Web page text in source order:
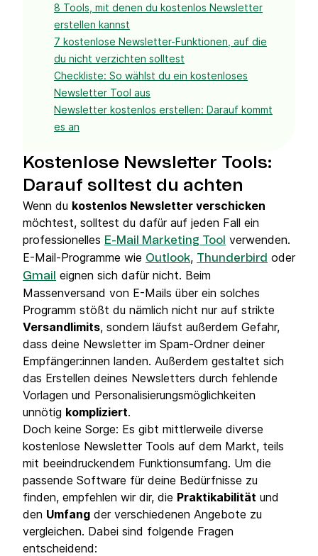
8 Tools, mit denen du kostenlos Newsletter
erstellen kannst
7 kostenlose Newsletter-Funktionen, auf die
du nicht verzichten solltest
Checkliste: So wählst du ein kostenloses
Newsletter Tool aus
Newsletter kostenlos erstellen: Darauf kommt
es an
Kostenlose Newsletter Tools:
Darauf solltest du achten
Wenn du kostenlos Newsletter verschicken
möchtest, solltest du dafür auf jeden Fall ein
professionelles E-Mail Marketing Tool verwenden.
E-Mail-Programme wie Outlook, Thunderbird oder
Gmail
eignen sich dafür nicht. Beim
Massenversand von E-Mails über ein solches
Programm stößt du nämlich nicht nur auf strikte
Versandlimits, sondern läufst außerdem Gefahr,
dass deine Newsletter im Spam-Ordner deiner
Empfänger:innen landen. Außerdem gestaltet sich
das Erstellen deines Newsletters durch fehlende
Vorlagen und Personalisierungsmöglichkeiten
unnötig kompliziert.
Doch keine Sorge: Es gibt mittlerweile diverse
kostenlose Newsletter Tools auf dem Markt, teils
mit beeindruckendem Funktionsumfang. Um die
passende Software für deine Bedürfnisse zu
finden, empfehlen wir dir, die Praktikabilität und
den Umfang der verschiedenen Angebote zu
vergleichen. Dabei sind folgende Fragen
entscheidend: